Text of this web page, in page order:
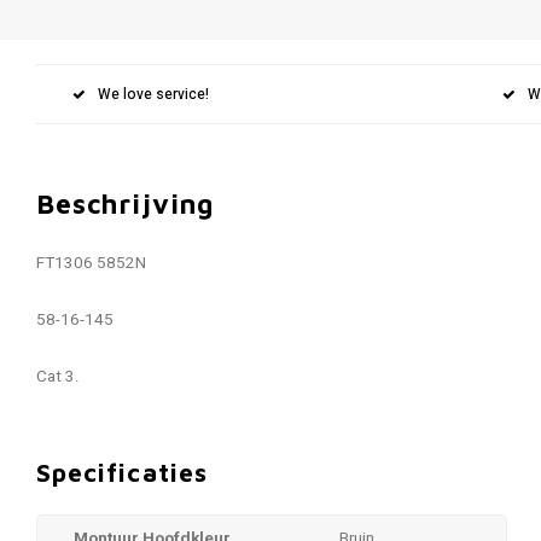
We love service!
Beschrijving
FT1306 5852N
58-16-145
Cat 3.
Specificaties